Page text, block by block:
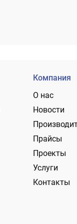
Компания
О нас
Новости
Прайсы
Проекты
Услуги
Контакты